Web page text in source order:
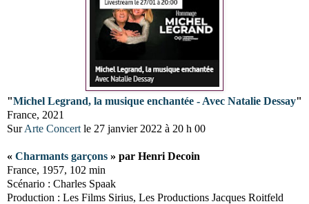
"Michel Legrand, la musique enchantée - Avec Natalie Dessay"
France, 2021
SurArte Concert le 27 janvier 2022 à 20 h 00
« Charmants garçons » par Henri Decoin
France, 1957, 102 min
Scénario : Charles Spaak
Production : Les Films Sirius, Les Productions Jacques Roitfeld